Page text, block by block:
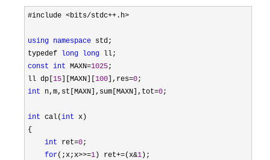
#include <bits/stdc++.h>
using namespace std;
typedef
long long
const int MAXN=1025;
ll dp[ 15 ][MAXN][ 100 ],res=0
int n,m,st[MAXN],sum[MAXN],tot=0;
int cal(int x)
{
int ret=0;
for(;x;x>>=1 ) ret+=(x&1 );